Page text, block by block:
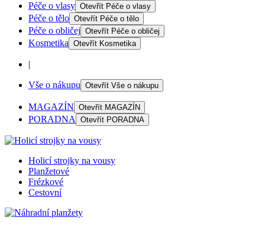
Péče o vlasy Otevřít Péče o vlasy
Péče o tělo Otevřít Péče o tělo
Péče o obličej Otevřít Péče o obličej
Kosmetika Otevřít Kosmetika
|
Vše o nákupu Otevřít Vše o nákupu
MAGAZÍN Otevřít MAGAZÍN
PORADNA Otevřít PORADNA
Holicí strojky na vousy
Planžetové
Frézkové
Cestovní